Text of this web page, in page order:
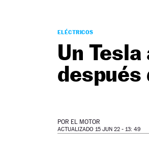
ELÉCTRICOS
Un
después
POR EL MOTOR
ACTUALIZADO 15 JUN 22 - 13: 49